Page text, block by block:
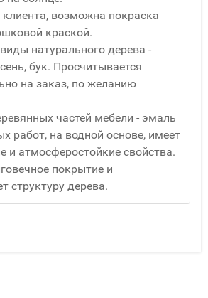
возможна покраска
краской.
натурального дерева -
бук. Просчитывается
на заказ, по желанию
частей мебели - эмаль
работ, на водной основе, имеет
и атмосферостойкие свойства.
покрытие и
структуру дерева.